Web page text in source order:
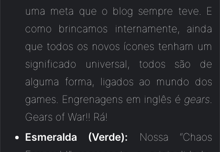
uma meta que o blog sempre teve. E
como brincamos internamente, ainda
que todos os novos ícones tenham um
significado universal, todos são de
alguma forma, ligados ao mundo dos
games. Engrenagens em inglês é gears
Gears of War!! Rá!
Esmeralda (Verde): Nossa “Chaos